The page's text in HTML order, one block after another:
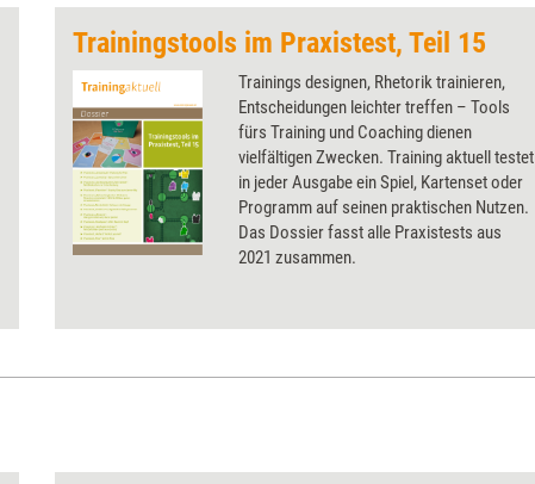
Trainingstools im Praxistest, Teil 15
Trainings designen, Rhetorik trainieren,
Entscheidungen leichter treffen – Tools
fürs Training und Coaching dienen
vielfältigen Zwecken. Training aktuell testet
in jeder Ausgabe ein Spiel, Kartenset oder
Programm auf seinen praktischen Nutzen.
Das Dossier fasst alle Praxistests aus
2021 zusammen.